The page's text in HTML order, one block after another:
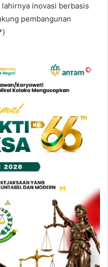
inovasi berbasis
pembangunan